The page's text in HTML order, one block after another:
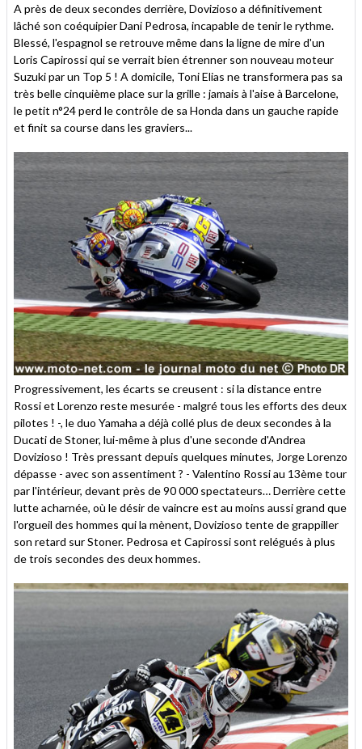
A près de deux secondes derrière, Dovizioso a définitivement
lâché son coéquipier Dani Pedrosa, incapable de tenir le rythme.
Blessé, l'espagnol se retrouve même dans la ligne de mire d'un
Loris Capirossi qui se verrait bien étrenner son nouveau moteur
Suzuki par un Top 5 ! A domicile, Toni Elias ne transformera pas sa
très belle cinquième place sur la grille : jamais à l'aise à Barcelone,
le petit n°24 perd le contrôle de sa Honda dans un gauche rapide
et finit sa course dans les graviers...
Progressivement, les écarts se creusent : si la distance entre
Rossi et Lorenzo reste mesurée - malgré tous les efforts des deux
pilotes ! -, le duo Yamaha a déjà collé plus de deux secondes à la
Ducati de Stoner, lui-même à plus d'une seconde d'Andrea
Dovizioso ! Très pressant depuis quelques minutes, Jorge Lorenzo
dépasse - avec son assentiment ? - Valentino Rossi au 13ème tour
par l'intérieur, devant près de 90 000 spectateurs… Derrière cette
lutte acharnée, où le désir de vaincre est au moins aussi grand que
l'orgueil des hommes qui la mènent, Dovizioso tente de grappiller
son retard sur Stoner. Pedrosa et Capirossi sont relégués à plus
de trois secondes des deux hommes.